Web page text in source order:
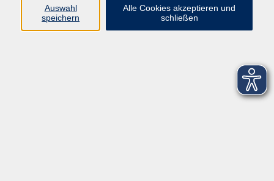
Auswahl
speichern
Alle Cookies akzeptieren und
schließen